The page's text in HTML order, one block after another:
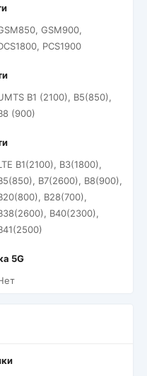
GSM900,
PCS1900
B1 (2100), B5(850),
(900)
B1(2100), B3(1800),
B7(2600), B8(900),
B28(700),
B40(2300),
5G